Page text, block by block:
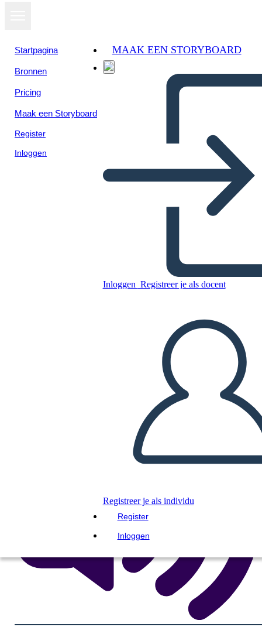
Startpagina
Bronnen
Pricing
Maak een Storyboard
Register
Inloggen
MAAK EEN STORYBOARD
Inloggen Registreer je als docent
Registreer je als individu
Register
Inloggen
Il Sommario del Diario
Notturno
Kopieer dit Storyboard
MAAK EEN STORYBOARD
DIAVOORSTELLING AFSPELEN
LEES MIJ VOOR